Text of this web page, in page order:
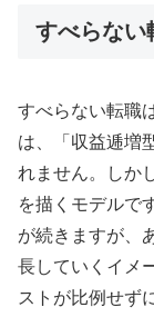
すべらない
すべらない転職
は、「収益逓増
れません。しか
を描くモデルで
が続きますが、
長していくイメ
ストが比例せず